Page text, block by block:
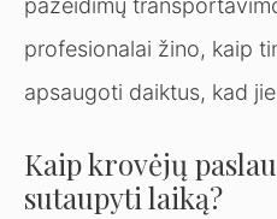
pažeidimų
profesionalai žino, kaip
apsaugoti daiktus, kad
Kaip krovėjų
sutaupyti laiką?